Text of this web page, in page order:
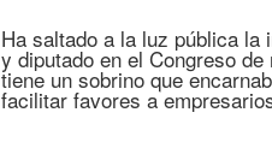
Ha saltado a la luz pública la
y diputado en el Congreso
tiene un sobrino que
facilitar favores a